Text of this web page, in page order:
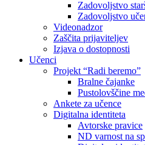
Zadovoljstvo
Zadovoljstvo
Videonadzor
Zaščita prijaviteljev
Izjava o dostopnosti
Učenci
Projekt “Radi beremo”
Bralne čajanke
Pustolovščine
Ankete za učence
Digitalna identiteta
Avtorske pravice
ND varnost na